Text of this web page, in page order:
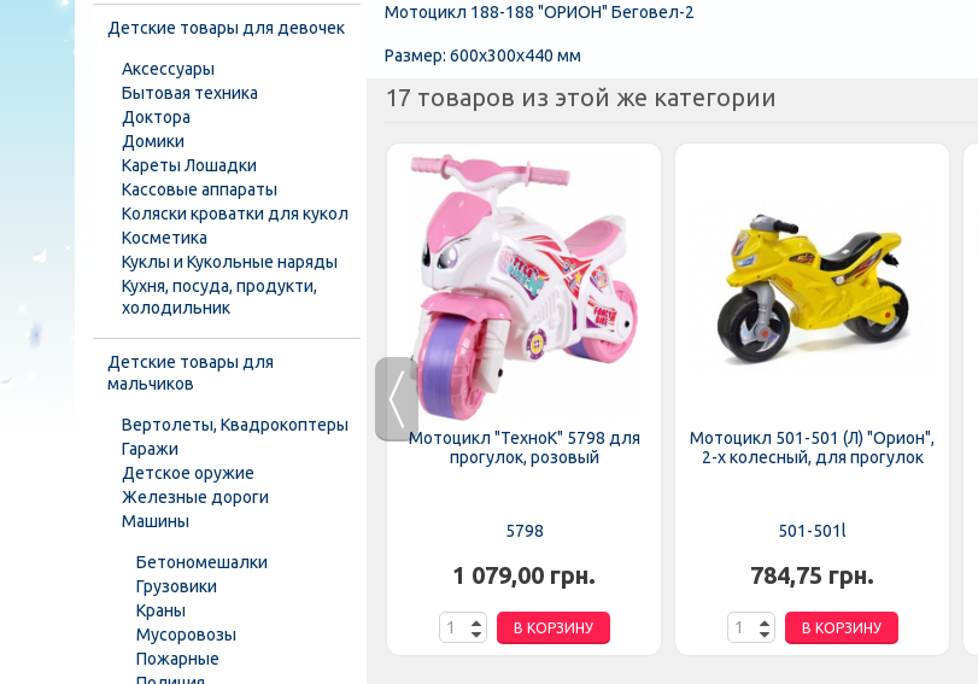
Мотоцикл 188-188 "ОРИОН" Беговел-2
Размер: 600x300x440 мм
17 товаров из этой же категории
Мотоцикл 501-501 Б-2m (1шт)
(с каской), для прогулок,...
501-501 Б-2m
848,75 грн.
В КОРЗИНУ
Мотоцикл "ТехноК" 5798 для
прогулок, розовый
5798
1 079,00 грн.
В КОРЗИНУ
Мотоцикл 501-501 (Л) "Орион",
2-х колесный, для прогулок
501-501l
784,75 грн.
В КОРЗИНУ
Детские товары для девочек
Аксессуары
Бытовая техника
Доктора
Домики
Кареты Лошадки
Кассовые аппараты
Коляски кроватки для кукол
Косметика
Куклы и Кукольные наряды
Кухня, посуда, продукти,
холодильник
Детские товары для
мальчиков
Вертолеты, Квадрокоптеры
Гаражи
Детское оружие
Железные дороги
Машины
Бетономешалки
Грузовики
Краны
Мусоровозы
Пожарные